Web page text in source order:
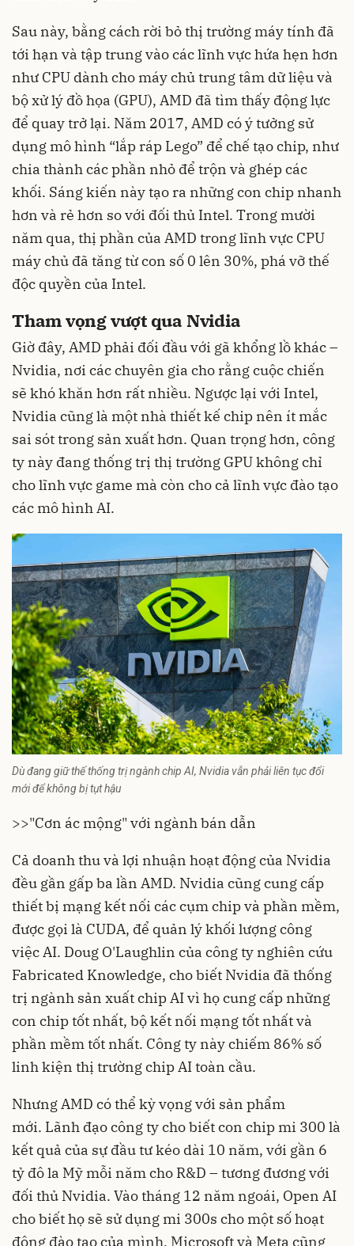
Sau này, bằng cách rời bỏ thị trường máy tính đã
tới hạn và tập trung vào các lĩnh vực hứa hẹn hơn
như CPU dành cho máy chủ trung tâm dữ liệu và
bộ xử lý đồ họa (GPU), AMD đã tìm thấy động lực
để quay trở lại. Năm 2017, AMD có ý tưởng sử
dụng mô hình “lắp ráp Lego” để chế tạo chip, như
chia thành các phần nhỏ để trộn và ghép các
khối. Sáng kiến này tạo ra những con chip nhanh
hơn và rẻ hơn so với đối thủ Intel. Trong mười
năm qua, thị phần của AMD trong lĩnh vực CPU
máy chủ đã tăng từ con số 0 lên 30%, phá vỡ thế
độc quyền của Intel.
Tham vọng vượt qua Nvidia
Giờ đây, AMD phải đối đầu với gã khổng lồ khác –
Nvidia, nơi các chuyên gia cho rằng cuộc chiến
sẽ khó khăn hơn rất nhiều. Ngược lại với Intel,
Nvidia cũng là một nhà thiết kế chip nên ít mắc
sai sót trong sản xuất hơn. Quan trọng hơn, công
ty này đang thống trị thị trường GPU không chỉ
cho lĩnh vực game mà còn cho cả lĩnh vực đào tạo
các mô hình AI.
Dù đang giữ thế thống trị ngành chip AI, Nvidia vẫn phải liên tục đổi
mới để không bị tụt hậu
>>"Cơn ác mộng" với ngành bán dẫn
Cả doanh thu và lợi nhuận hoạt động của Nvidia
đều gần gấp ba lần AMD. Nvidia cũng cung cấp
thiết bị mạng kết nối các cụm chip và phần mềm,
được gọi là CUDA, để quản lý khối lượng công
việc AI. Doug O'Laughlin của công ty nghiên cứu
Fabricated Knowledge, cho biết Nvidia đã thống
trị ngành sản xuất chip AI vì họ cung cấp những
con chip tốt nhất, bộ kết nối mạng tốt nhất và
phần mềm tốt nhất. Công ty này chiếm 86% số
linh kiện thị trường chip AI toàn cầu.
Nhưng AMD có thể kỳ vọng với sản phẩm
mới. Lãnh đạo công ty cho biết con chip mi 300 là
kết quả của sự đầu tư kéo dài 10 năm, với gần 6
tỷ đô la Mỹ mỗi năm cho R&D – tương đương với
đối thủ Nvidia. Vào tháng 12 năm ngoái, Open AI
cho biết họ sẽ sử dụng mi 300s cho một số hoạt
động đào tạo của mình. Microsoft và Meta cũng